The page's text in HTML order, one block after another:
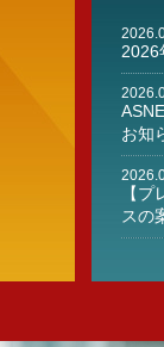
お知
【
スの